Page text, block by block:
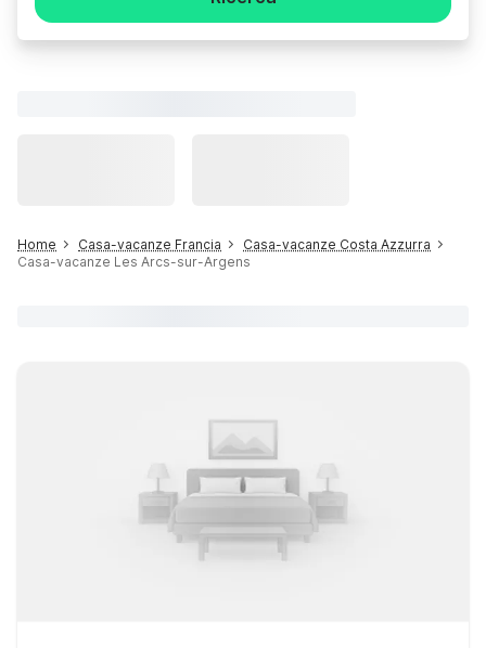
Home Casa-vacanze Francia
Casa-vacanze Costa Azzurra
Casa-vacanze Les Arcs-sur-Argens